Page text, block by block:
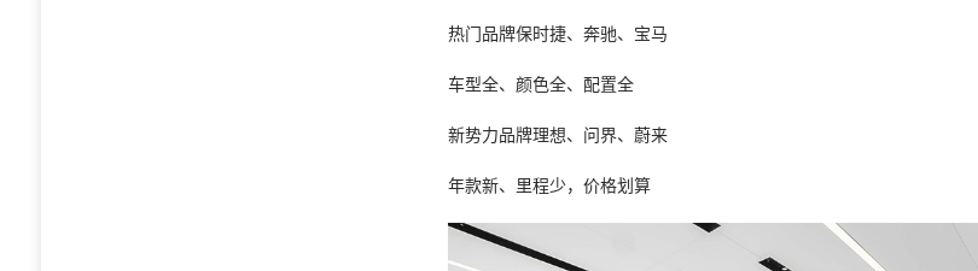
热门品牌保时捷、奔驰、宝马
车型全、颜色全、配置全
新势力品牌理想、问界、蔚来
年款新、里程少，价格划算